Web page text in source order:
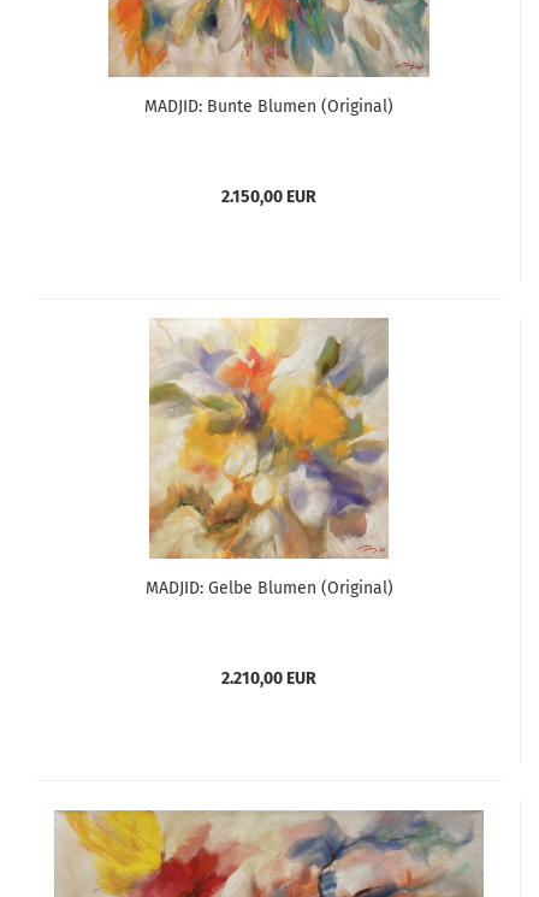
MADJID: Bunte Blumen (Original)
2.150,00 EUR
MADJID: Gelbe Blumen (Original)
2.210,00 EUR